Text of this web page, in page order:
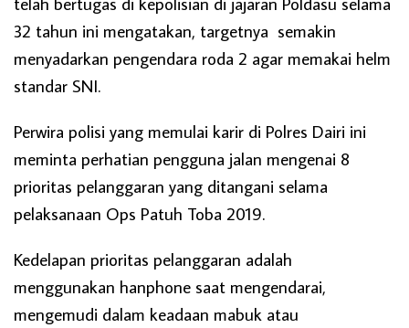
32 tahun ini mengatakan, targetnya semakin
menyadarkan pengendara roda 2 agar memakai helm
standar SNI.
Perwira polisi yang memulai karir di Polres Dairi ini
meminta perhatian pengguna jalan mengenai 8
prioritas pelanggaran yang ditangani selama
pelaksanaan Ops Patuh Toba 2019.
Kedelapan prioritas pelanggaran adalah
menggunakan hanphone saat mengendarai,
mengemudi dalam keadaan mabuk atau